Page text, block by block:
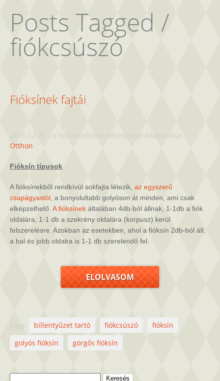
Posts Tagged /
fiókcsúszó
Fióksínek fajtái
2015-12-26 - Fióksínek
a hozzászólások lehetősége kikapcsolva -
Otthon
Fióksín típusok
A fióksínekből rendkívül sokfajta létezik, az egyszerű
csapágyastól , a bonyolultabb golyóson át minden, ami csak
elképzelhető. A fióksínek általában 4db-ból állnak, 1-1db a fiók
oldalára, 1-1 db a szekrény oldalára (korpusz) kerül
felszerelésre. Azokban az esetekben, ahol a fióksín 2db-ból áll,
a bal és jobb oldalra is 1-1 db szerelendő fel.
ELOLVASOM
Tags: billentyűzet tartó fiókcsúszó
fióksín
golyós fióksín
görgős fióksín